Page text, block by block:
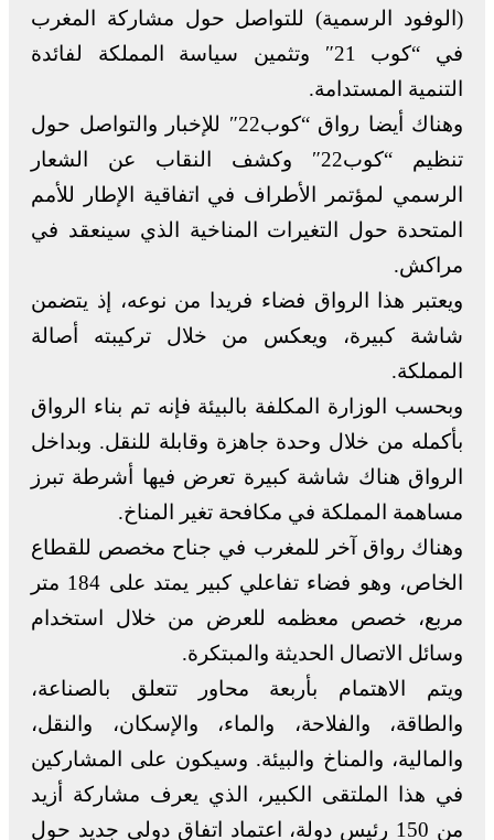
(الوفود الرسمية) للتواصل حول مشاركة المغرب
في “كوب 21″ وتثمين سياسة المملكة لفائدة
التنمية المستدامة.
وهناك أيضا رواق “كوب22″ للإخبار والتواصل حول
تنظيم “كوب22″ وكشف النقاب عن الشعار
الرسمي لمؤتمر الأطراف في اتفاقية الإطار للأمم
المتحدة حول التغيرات المناخية الذي سينعقد في
مراكش.
ويعتبر هذا الرواق فضاء فريدا من نوعه، إذ يتضمن
شاشة كبيرة، ويعكس من خلال تركيبته أصالة
المملكة.
وبحسب الوزارة المكلفة بالبيئة فإنه تم بناء الرواق
بأكمله من خلال وحدة جاهزة وقابلة للنقل. وبداخل
الرواق هناك شاشة كبيرة تعرض فيها أشرطة تبرز
مساهمة المملكة في مكافحة تغير المناخ.
وهناك رواق آخر للمغرب في جناح مخصص للقطاع
الخاص، وهو فضاء تفاعلي كبير يمتد على 184 متر
مربع، خصص معظمه للعرض من خلال استخدام
وسائل الاتصال الحديثة والمبتكرة.
ويتم الاهتمام بأربعة محاور تتعلق بالصناعة،
والطاقة، والفلاحة، والماء، والإسكان، والنقل،
والمالية، والمناخ والبيئة. وسيكون على المشاركين
في هذا الملتقى الكبير، الذي يعرف مشاركة أزيد
من 150 رئيس دولة، اعتماد اتفاق دولي جديد حول